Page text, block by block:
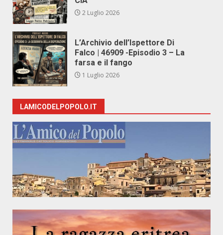
2 Luglio 2026
L’Archivio dell’Ispettore Di
Falco | 46909 -Episodio 3 – La
farsa e il fango
1 Luglio 2026
LAMICODELPOPOLO.IT